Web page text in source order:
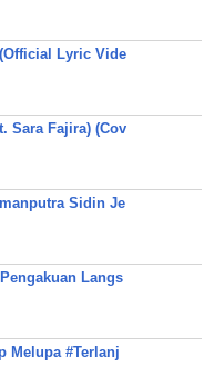
Lyric Vide
Fajira) (Cov
Sidin Je
Langs
Melupa #Terlanj